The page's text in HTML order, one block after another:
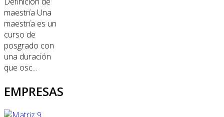
maestría Una
maestría es un
curso de
posgrado con
una duración
que osc...
EMPRESAS